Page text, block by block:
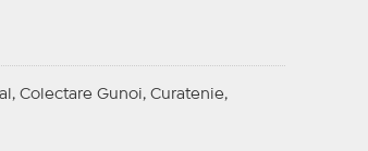
Colectare Gunoi, Curatenie,